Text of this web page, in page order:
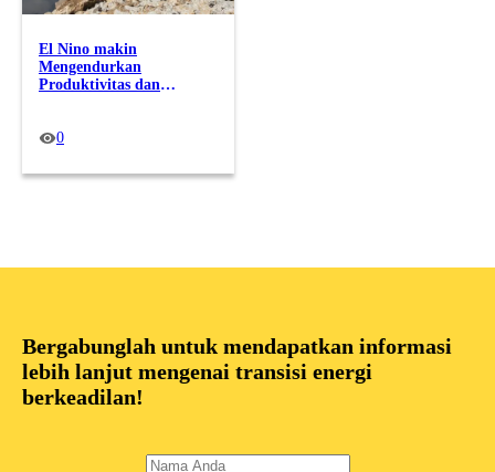
El Nino makin
Mengendurkan
Produktivitas dan
0
Bergabunglah untuk mendapatkan informasi
lebih lanjut mengenai transisi energi
berkeadilan!